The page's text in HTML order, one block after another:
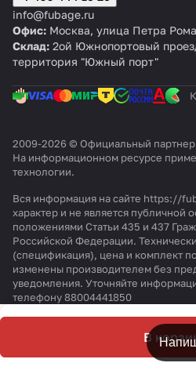
В
info@fubage.ru
Офис: Москва, улица Петра
Склад: 2ой Южнопортовый
территория "Южный порт"
2009-2026 © Официальный партнер
На информационном ресурсе
технологии.
Вся информация на сайте https://
характер и не является публичной
положениями Статьи 435 и 437
Российской Федерации.
(спецификация), цена и комплект
изменены производителем без
уведомления. Уточняйте
телефону 88004441850